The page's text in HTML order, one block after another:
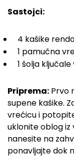
Sastojci:
4 kašike
1 pamučna
1 šolja
Priprema: Prvo
supene kašike.
vrećicu i
uklonite oblog iz
nanesite na
ponavljajte dok